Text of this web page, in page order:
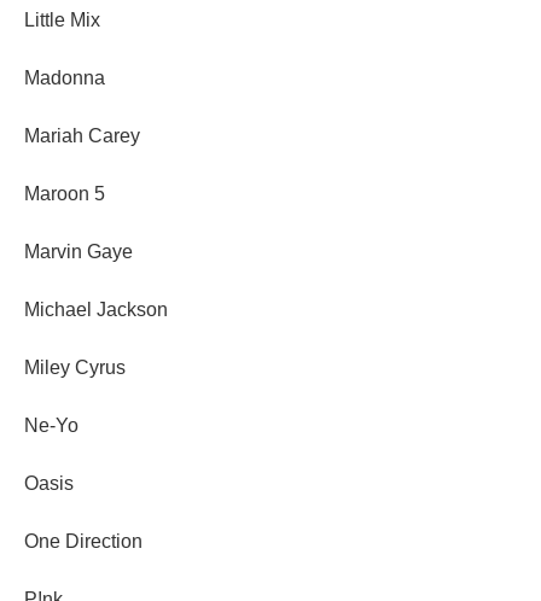
Little Mix
Madonna
Mariah Carey
Maroon 5
Marvin Gaye
Michael Jackson
Miley Cyrus
Ne-Yo
Oasis
One Direction